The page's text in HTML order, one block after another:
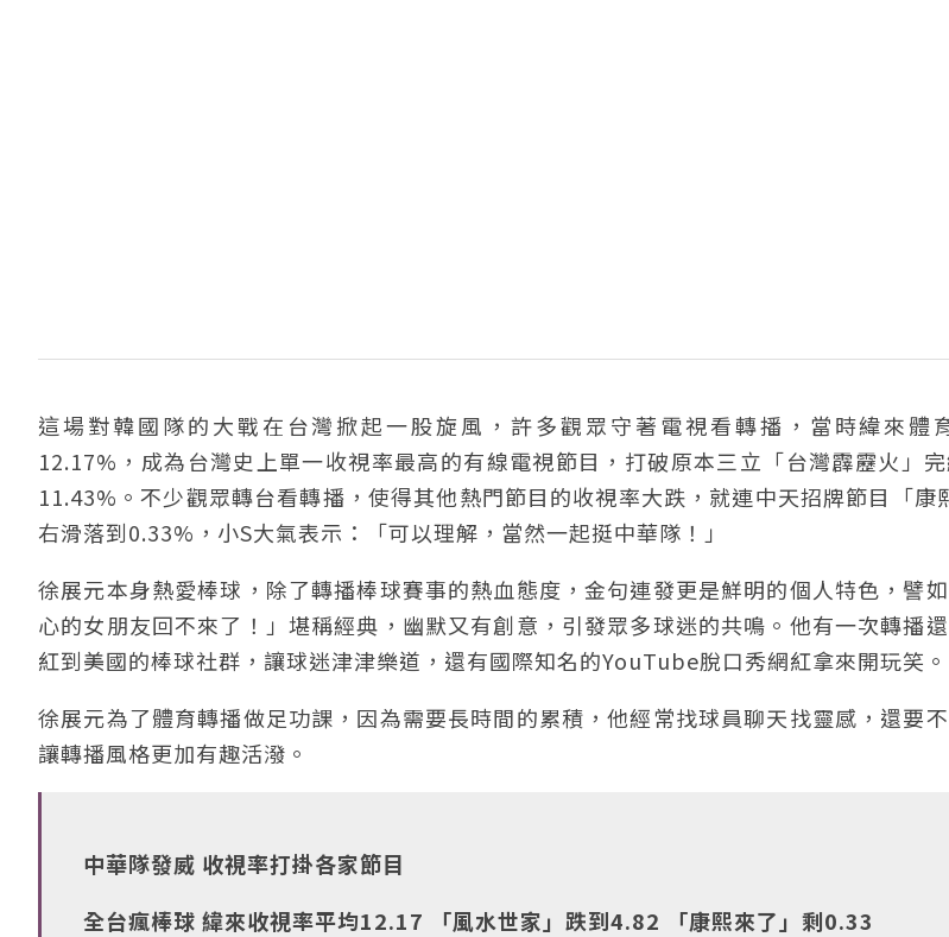
這場對韓國隊的大戰在台灣掀起一股旋風，許多觀眾守著電視看轉播，當時緯來體
12.17%，成為台灣史上單一收視率最高的有線電視節目，打破原本三立「台灣霹靂火」
11.43%。不少觀眾轉台看轉播，使得其他熱門節目的收視率大跌，就連中天招牌節目「康
右滑落到0.33%，小S大氣表示：「可以理解，當然一起挺中華隊！」
徐展元本身熱愛棒球，除了轉播棒球賽事的熱血態度，金句連發更是鮮明的個人特色，譬
心的女朋友回不來了！」堪稱經典，幽默又有創意，引發眾多球迷的共鳴。他有一次轉播
紅到美國的棒球社群，讓球迷津津樂道，還有國際知名的YouTube脫口秀網紅拿來開玩笑。
徐展元為了體育轉播做足功課，因為需要長時間的累積，他經常找球員聊天找靈感，還要
讓轉播風格更加有趣活潑。
中華隊發威 收視率打掛各家節目
全台瘋棒球 緯來收視率平均12.17 「風水世家」跌到4.82 「康熙來了」剩0.33